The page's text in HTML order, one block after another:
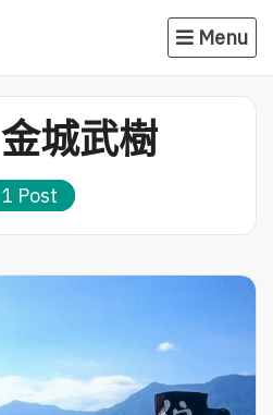
Menu
金城武樹
1 Post